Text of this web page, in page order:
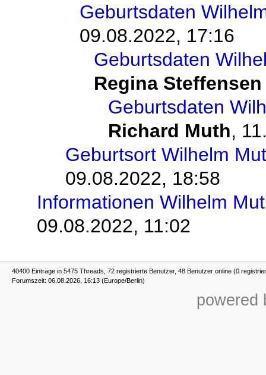
Geburtsdaten
09.08.2022, 17:16
Geburtsdaten
Regina Steffensen
Geburtsdaten
Richard Muth,
Geburtsort Wilhelm
09.08.2022, 18:58
Informationen Wilhelm
09.08.2022, 11:02
40400 Einträge in 5475 Threads, 72 registrierte Benutzer, 48 Benutzer online (0
Forumszeit: 06.08.2026, 16:13 (Europe/Berlin)
powered